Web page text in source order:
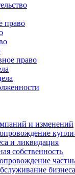
право
право
и изменений
и ликвидация
собственность
бизнеса